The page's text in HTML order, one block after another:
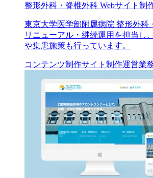
整形外科・脊椎外科 Webサイト制
東京大学医学部附属病院 整形外科
リニューアル・継続運用を担当し
や集患施策も行っています。
コンテンツ制作サイト制作運営業